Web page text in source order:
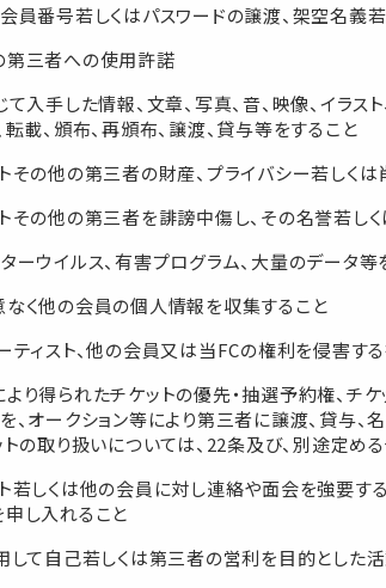
員番号若しくはパスワードの譲渡、架空名義
第三者への使用許諾
て入手した情報、文章、写真、音、映像、イラ
転載、頒布、再頒布、譲渡、貸与等をすること
その他の第三者の財産、プライバシー若しく
その他の第三者を誹謗中傷し、その名誉若し
ーウイルス、有害プログラム、大量のデータ
く他の会員の個人情報を収集すること
ティスト、他の会員又は当FCの権利を侵害す
り得られたチケットの優先・抽選予約権、チ
、オークション等により第三者に譲渡、貸与
トの取り扱いについては、22条及び、別途定め
若しくは他の会員に対し連絡や面会を強要す
し入れること
して自己若しくは第三者の営利を目的とした